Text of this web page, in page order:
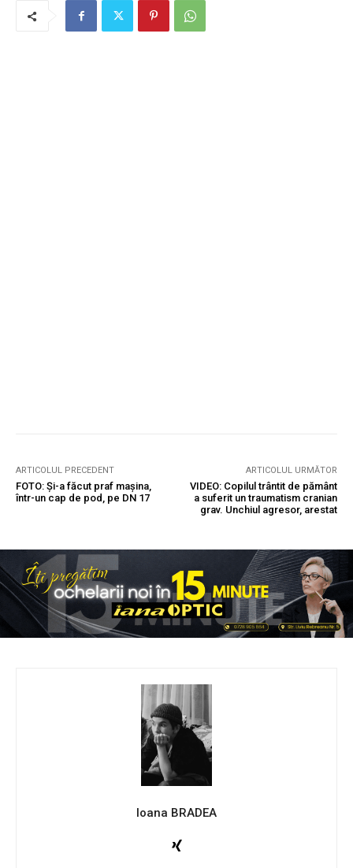
ARTICOLUL PRECEDENT
FOTO: Și-a făcut praf mașina,
într-un cap de pod, pe DN 17
ARTICOLUL URMĂTOR
VIDEO: Copilul trântit de pământ
a suferit un traumatism cranian
grav. Unchiul agresor, arestat
Ioana BRADEA